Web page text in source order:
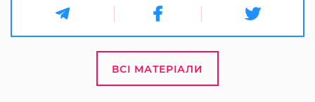
ВСІ МАТЕРІАЛИ